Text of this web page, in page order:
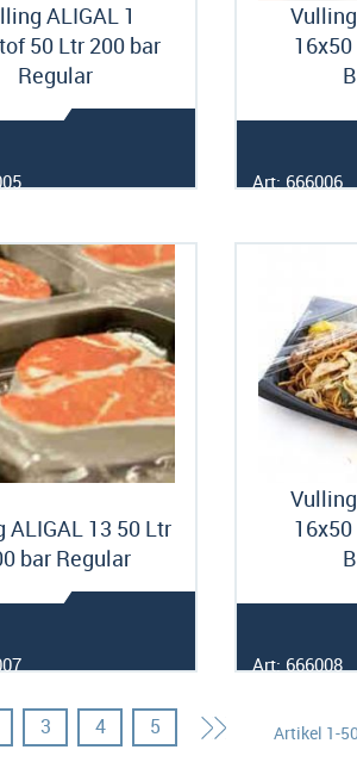
ALIGAL 1
50 Ltr 200 bar
Regular
Art: 666006
ALIGAL 13 50 Ltr
bar Regular
Art: 666008
Pagina
pagina
Pagina
3 Pagina
4 Pagina
5 Pagina
Volgende
Artikel 1-